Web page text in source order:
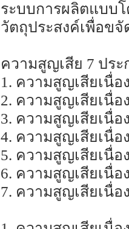
ระบบการผลิตแบบโ
วัตถุประสงค์เพื่อข
ความสูญเสีย 7 ประ
1. ความสูญเสียเนื่อ
2. ความสูญเสียเนื่อ
3. ความสูญเสียเนื่อ
4. ความสูญเสียเนื่อ
5. ความสูญเสียเนื่อ
6. ความสูญเสียเนื่อ
7. ความสูญเสียเนื่อ